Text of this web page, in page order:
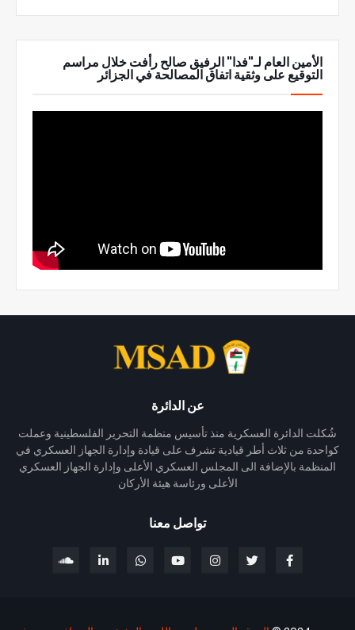
الأمين العام لـ"فدا" الرفيق صالح رأفت خلال مراسم
التوقيع على وثقية اتفاق المصالحة في الجزائر
عن الدائرة
شُكلت الدائرة العسكرية منذ تأسيس منظمة التحرير الفلسطينية وعملت
كواحدة من ثلاث أطر قيادية تشرف على قيادة وإدارة الجهاز العسكري في
المنظمة بالإضافة الى المجلس العسكري الأعلى وإدارة الجهاز العسكري
الأعلى ورئاسة هيئة الأركان
تواصل معنا